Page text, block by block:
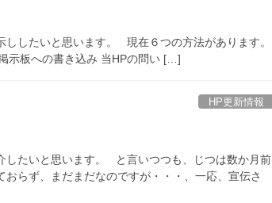
したいと思います。 現在６つの方法があります。
示板への書き込み 当HPの問い […]
HP更新情報
したいと思います。 と言いつつも、じつは数か月前
らず、まだまだなのですが・・・、一応、宣伝さ